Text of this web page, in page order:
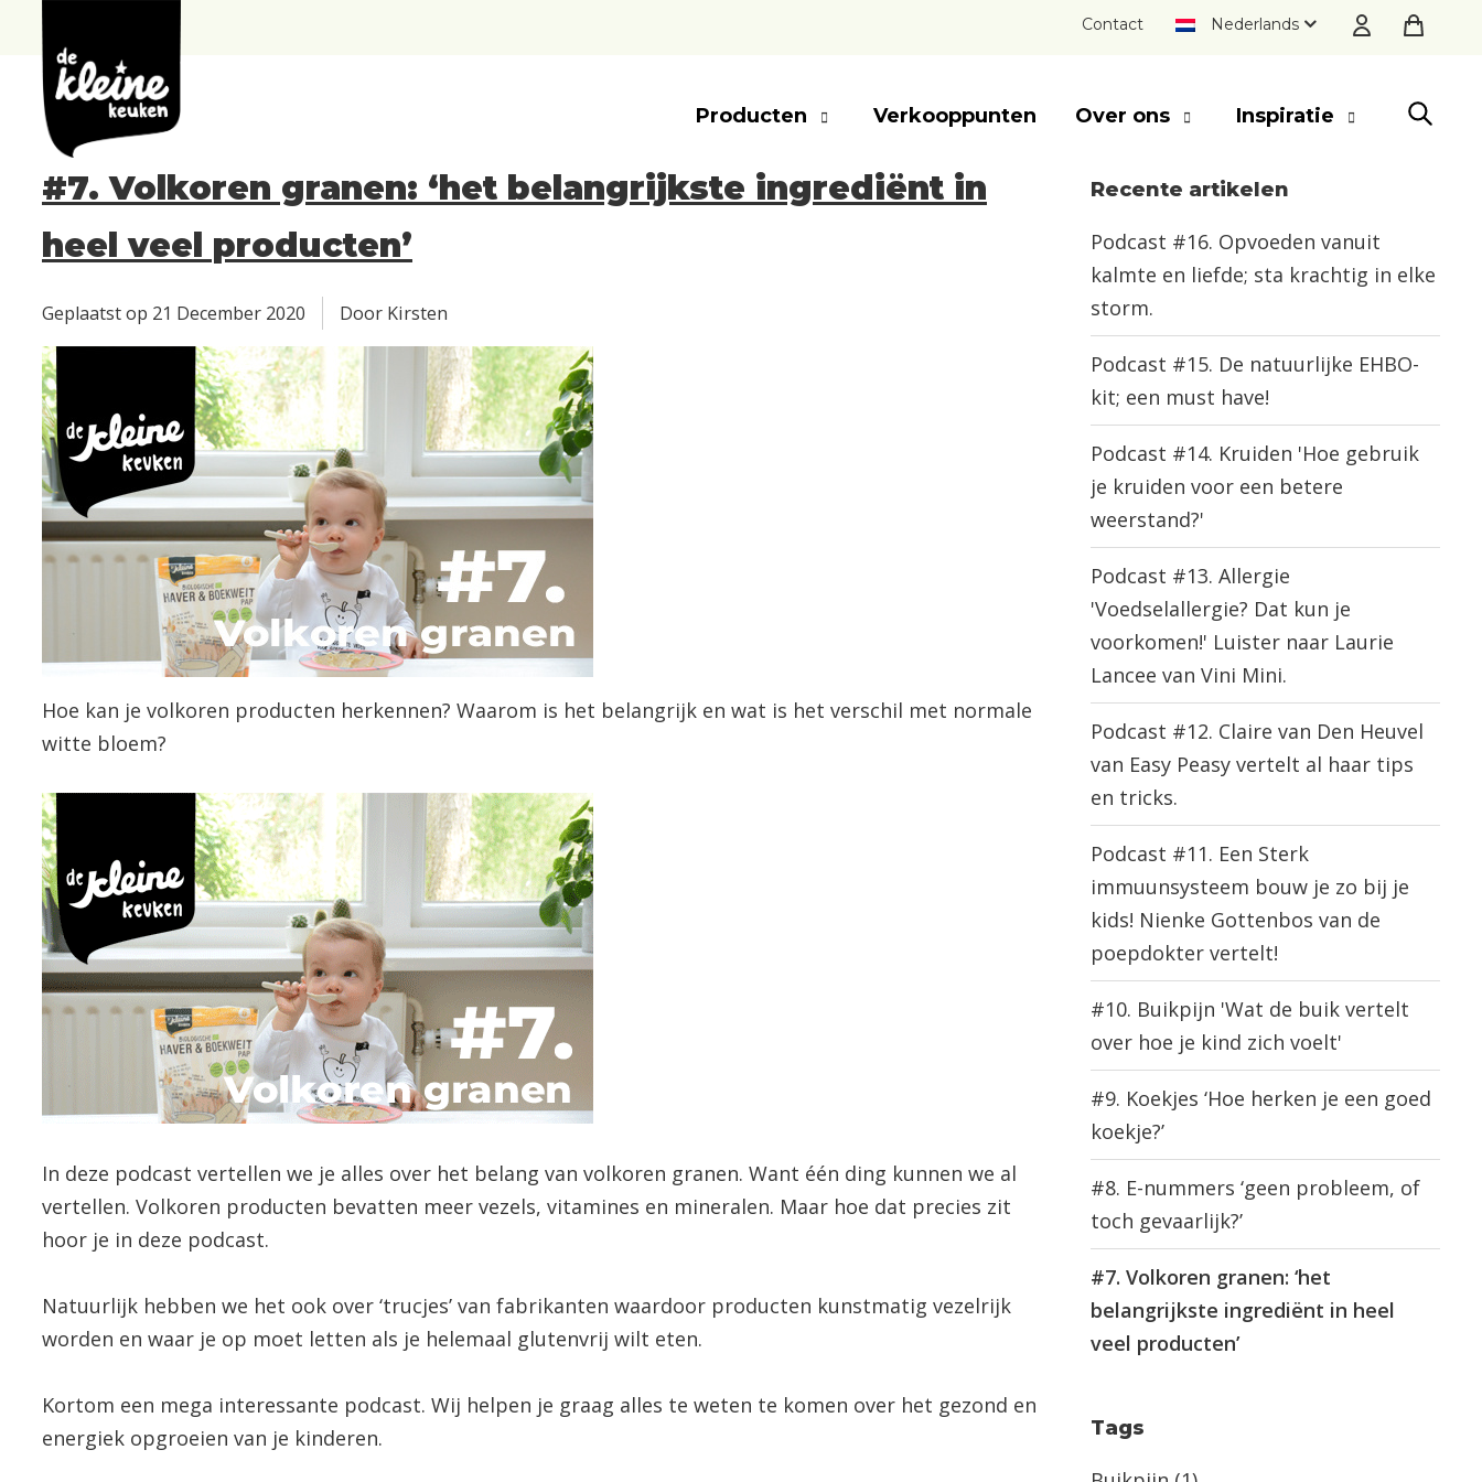
Contact Nederlands
Kleine
Keuken
Producten Verkooppunten Over ons Inspiratie
SLUITEN
#7. Volkoren granen: ‘het belangrijkste ingrediënt in
heel veel producten’
Geplaatst op 21 December 2020 Door Kirsten
Hoe kan je volkoren producten herkennen? Waarom is het belangrijk en wat is het verschil met normale
witte bloem?
In deze podcast vertellen we je alles over het belang van volkoren granen. Want één ding kunnen we al
vertellen. Volkoren producten bevatten meer vezels, vitamines en mineralen. Maar hoe dat precies zit
hoor je in deze podcast.
Natuurlijk hebben we het ook over ‘trucjes’ van fabrikanten waardoor producten kunstmatig vezelrijk
worden en waar je op moet letten als je helemaal glutenvrij wilt eten.
Kortom een mega interessante podcast. Wij helpen je graag alles te weten te komen over het gezond en
energiek opgroeien van je kinderen.
Recente artikelen
Podcast #16. Opvoeden vanuit
kalmte en liefde; sta krachtig in elke
storm.
Podcast #15. De natuurlijke EHBO-
kit; een must have!
Podcast #14. Kruiden 'Hoe gebruik
je kruiden voor een betere
weerstand?'
Podcast #13. Allergie
'Voedselallergie? Dat kun je
voorkomen!' Luister naar Laurie
Lancee van Vini Mini.
Podcast #12. Claire van Den Heuvel
van Easy Peasy vertelt al haar tips
en tricks.
Podcast #11. Een Sterk
immuunsysteem bouw je zo bij je
kids! Nienke Gottenbos van de
poepdokter vertelt!
#10. Buikpijn 'Wat de buik vertelt
over hoe je kind zich voelt'
#9. Koekjes ‘Hoe herken je een goed
koekje?’
#8. E-nummers ‘geen probleem, of
toch gevaarlijk?’
#7. Volkoren granen: ‘het
belangrijkste ingrediënt in heel
veel producten’
Tags